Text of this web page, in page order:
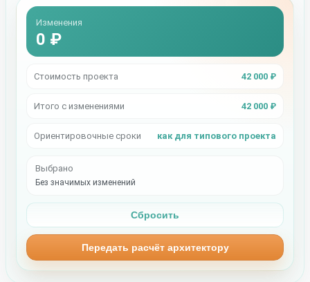
Изменения
0 ₽
Стоимость проекта 42 000 ₽
Итого с изменениями 42 000 ₽
Ориентировочные сроки как для типового проекта
Выбрано
Без значимых изменений
Сбросить
Передать расчёт архитектору